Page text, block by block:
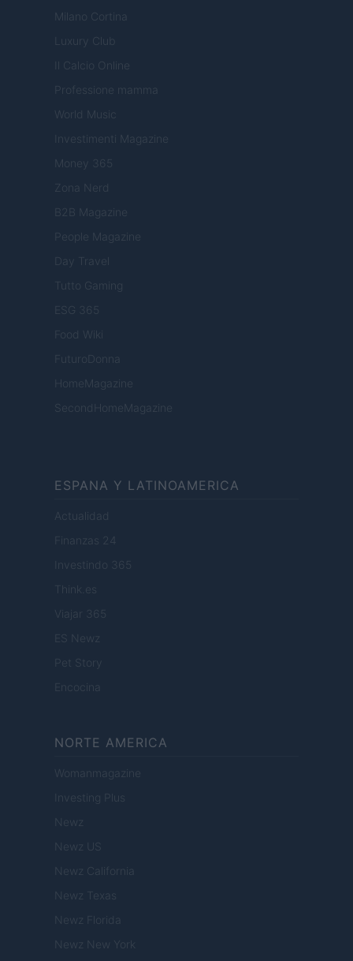
Milano Cortina
Luxury Club
Il Calcio Online
Professione mamma
World Music
Investimenti Magazine
Money 365
Zona Nerd
B2B Magazine
People Magazine
Day Travel
Tutto Gaming
ESG 365
Food Wiki
FuturoDonna
HomeMagazine
SecondHomeMagazine
ESPANA Y LATINOAMERICA
Actualidad
Finanzas 24
Investindo 365
Think.es
Viajar 365
ES Newz
Pet Story
Encocina
NORTE AMERICA
Womanmagazine
Investing Plus
Newz
Newz US
Newz California
Newz Texas
Newz Florida
Newz New York